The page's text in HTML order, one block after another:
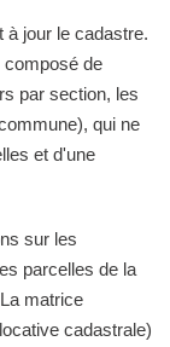
à jour le cadastre.
composé de
par section, les
qui ne
et d'une
sur les
parcelles de la
matrice
cadastrale)